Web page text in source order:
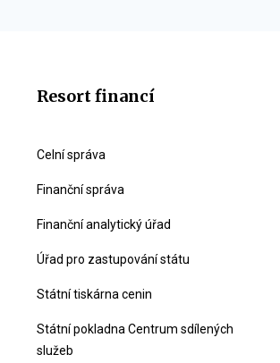
Resort financí
Celní správa
Finanční správa
Finanční analytický úřad
Úřad pro zastupování státu
Státní tiskárna cenin
Státní pokladna Centrum sdílených
služeb